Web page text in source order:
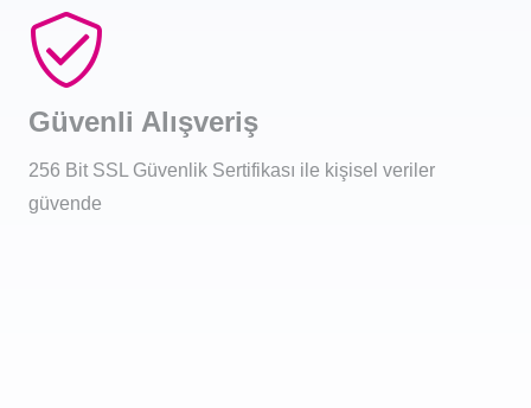
Güvenli Alışveriş
256 Bit SSL Güvenlik Sertifikası ile kişisel veriler
güvende